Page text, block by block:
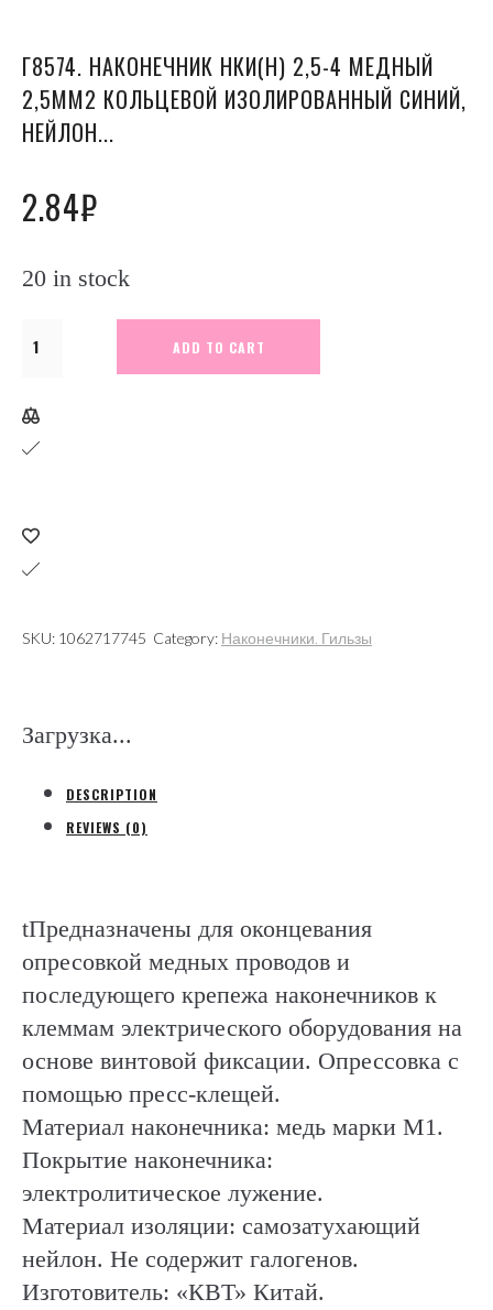
Г8574. НАКОНЕЧНИК НКИ(Н) 2,5-4 МЕДНЫЙ
2,5ММ2 КОЛЬЦЕВОЙ ИЗОЛИРОВАННЫЙ СИНИЙ,
НЕЙЛОН...
2.84₽
20 in stock
Г8574.
Наконечник
НКИ(н)
2,5мм2
кольцевой
синий,
quantity
ADD TO CART
SKU: 1062717745 Category: Наконечники. Гильзы
Загрузка...
DESCRIPTION
REVIEWS (0)
tПредназначены для оконцевания
опресовкой медных проводов и
последующего крепежа наконечников к
клеммам электрического оборудования на
основе винтовой фиксации. Опрессовка с
помощью пресс-клещей.
Материал наконечника: медь марки М1.
Покрытие наконечника:
электролитическое лужение.
Материал изоляции: самозатухающий
нейлон. Не содержит галогенов.
Изготовитель: «КВТ» Китай.